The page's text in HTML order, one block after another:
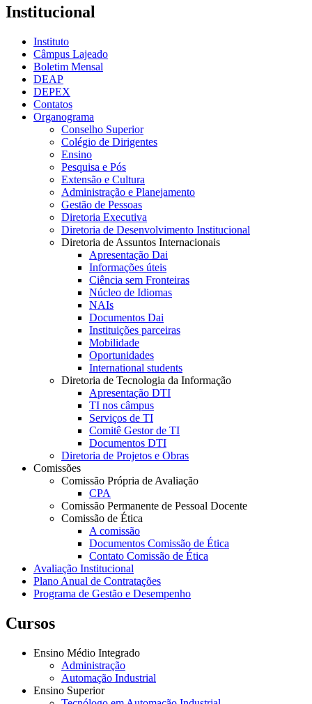
Institucional
Instituto
Câmpus Lajeado
Boletim Mensal
DEAP
DEPEX
Contatos
Organograma
Conselho Superior
Colégio de Dirigentes
Ensino
Pesquisa e Pós
Extensão e Cultura
Administração e Planejamento
Gestão de Pessoas
Diretoria Executiva
Diretoria de Desenvolvimento Institucional
Diretoria de Assuntos Internacionais
Apresentação Dai
Informações úteis
Ciência sem Fronteiras
Núcleo de Idiomas
NAIs
Documentos Dai
Instituições parceiras
Mobilidade
Oportunidades
International students
Diretoria de Tecnologia da Informação
Apresentação DTI
TI nos câmpus
Serviços de TI
Comitê Gestor de TI
Documentos DTI
Diretoria de Projetos e Obras
Comissões
Comissão Própria de Avaliação
CPA
Comissão Permanente de Pessoal Docente
Comissão de Ética
A comissão
Documentos Comissão de Ética
Contato Comissão de Ética
Avaliação Institucional
Plano Anual de Contratações
Programa de Gestão e Desempenho
Cursos
Ensino Médio Integrado
Administração
Automação Industrial
Ensino Superior